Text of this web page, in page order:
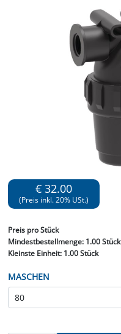
€ 32.00
(Preis inkl. 20% USt.)
Preis pro Stück
Mindestbestellmenge: 1.00 Stück
Kleinste Einheit:1.00 Stück
MASCHEN